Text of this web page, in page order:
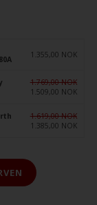
1.355,00 NOK
1.769,00 NOK
1.509,00 NOK
1.619,00 NOK
1.385,00 NOK